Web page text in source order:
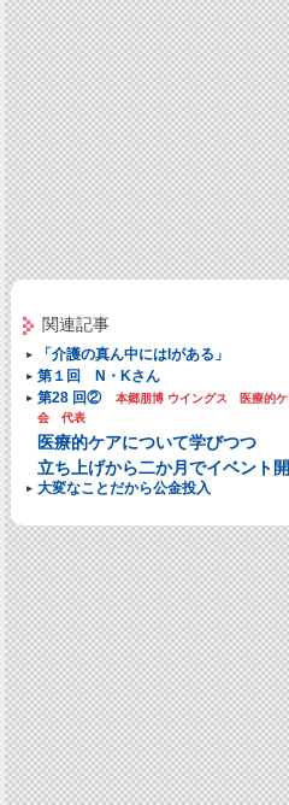
関連記事
「介護の真ん中にはIがある」
第１回 N・Kさん
第28 回②
本郷朋博 ウイングス 医療的ケ
会 代表
医療的ケアについて学びつつ
立ち上げから二か月でイベント
大変なことだから公金投入